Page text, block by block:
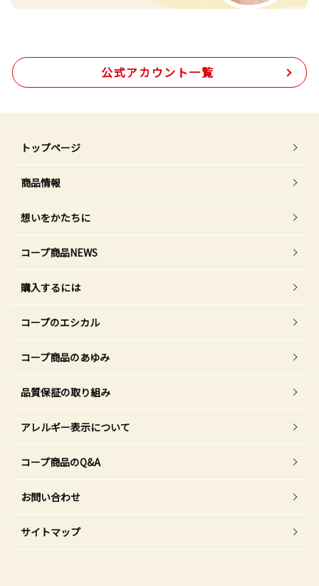
公式アカウント一覧
トップページ
商品情報
想いをかたちに
コープ商品NEWS
購入するには
コープのエシカル
コープ商品のあゆみ
品質保証の取り組み
アレルギー表示について
コープ商品のQ&A
お問い合わせ
サイトマップ